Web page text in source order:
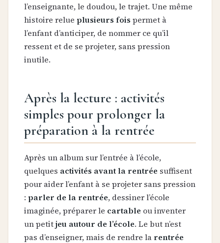
l’enseignante, le doudou, le trajet. Une même
histoire relue plusieurs fois permet à
l’enfant d’anticiper, de nommer ce qu’il
ressent et de se projeter, sans pression
inutile.
Après la lecture : activités
simples pour prolonger la
préparation à la rentrée
Après un album sur l’entrée à l’école,
quelques activités avant la rentrée suffisent
pour aider l’enfant à se projeter sans pression
: parler de la rentrée, dessiner l’école
imaginée, préparer le cartable ou inventer
un petitjeu autour de l’école. Le but n’est
pas d’enseigner, mais de rendre la rentrée